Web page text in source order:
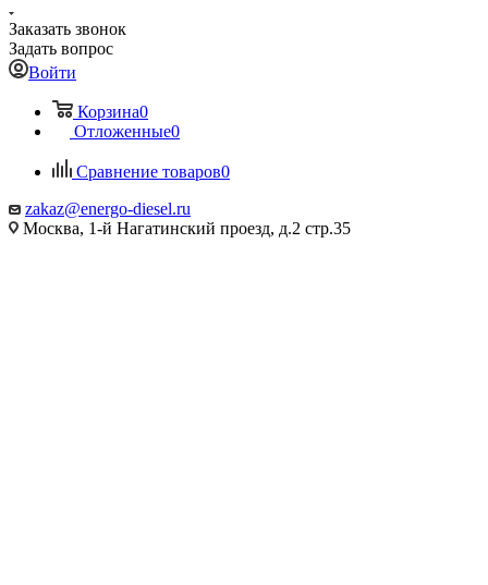
Заказать звонок
Задать вопрос
Войти
Корзина0
Отложенные0
Сравнение товаров0
zakaz@energo-diesel.ru
Москва, 1-й Нагатинский проезд, д.2 стр.35